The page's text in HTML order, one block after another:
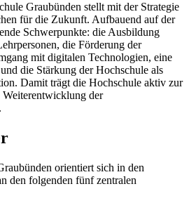
Graubünden stellt mit der Strategie
für die Zukunft. Aufbauend auf der
Schwerpunkte: die Ausbildung
die Förderung der
mit digitalen Technologien, eine
die Stärkung der Hochschule als
Damit trägt die Hochschule aktiv zur
der
orientiert sich in den
den folgenden fünf zentralen